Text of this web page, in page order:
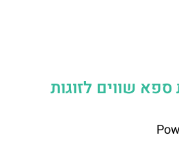
ספא שווים לזוגות